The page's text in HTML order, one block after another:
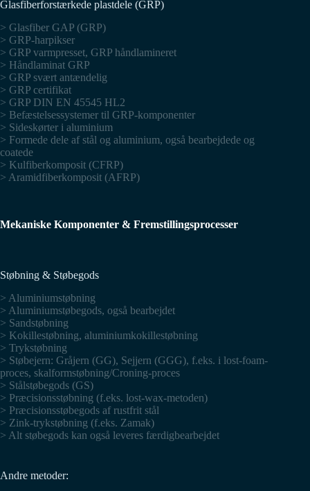
Glasfiberforstærkede plastdele (GRP)
> Glasfiber GAP (GRP)
> GRP-harpikser
> GRP varmpresset, GRP håndlamineret
> Håndlaminat GRP
> GRP svært antændelig
> GRP certifikat
> GRP DIN EN 45545 HL2
> Befæstelsessystemer til GRP-komponenter
> Sideskørter i aluminium
> Formede dele af stål og aluminium, også bearbejdede og
coatede
> Kulfiberkomposit (CFRP)
> Aramidfiberkomposit (AFRP)
Mekaniske Komponenter & Fremstillingsprocesser
Støbning & Støbegods
> Aluminiumstøbning
> Aluminiumstøbegods, også bearbejdet
> Sandstøbning
> Kokillestøbning, aluminiumkokillestøbning
> Trykstøbning
> Støbejern: Gråjern (GG), Sejjern (GGG), f.eks. i lost-foam-
proces, skalformstøbning/Croning-proces
> Stålstøbegods (GS)
> Præcisionsstøbning (f.eks. lost-wax-metoden)
> Præcisionsstøbegods af rustfrit stål
> Zink-trykstøbning (f.eks. Zamak)
> Alt støbegods kan også leveres færdigbearbejdet
Andre metoder: